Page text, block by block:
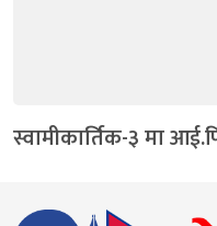
स्वामीकार्तिक-३ मा